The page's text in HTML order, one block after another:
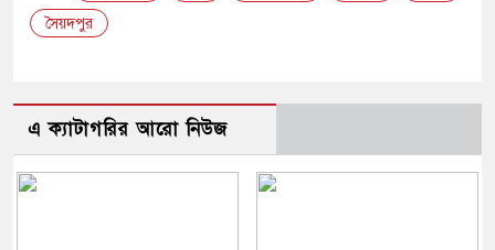
সৈয়দপুর
এ ক্যাটাগরির আরো নিউজ